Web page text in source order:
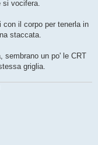
vocifera.
con il corpo per tenerla in
staccata.
sembrano un po' le CRT
griglia.